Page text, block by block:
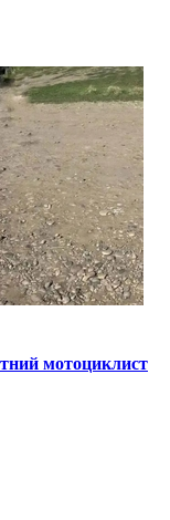
мотоциклист